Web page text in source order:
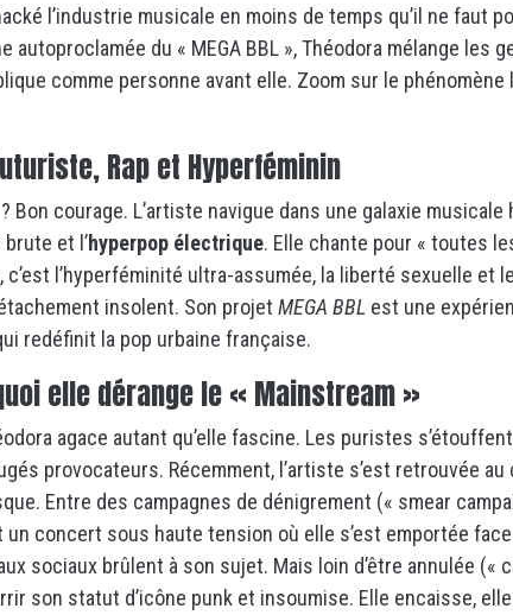
l’industrie musicale en moins de temps qu’il ne faut
autoproclamée du « MEGA BBL », Théodora mélange les
comme personne avant elle. Zoom sur le
Rap et Hyperféminin
Bon courage. L’artiste navigue dans une galaxie musicale
et l’hyperpop électrique. Elle chante pour « toutes
c’est l’hyperféminité ultra-assumée, la liberté sexuelle et
insolent. Son projet MEGA BBL est une
redéfinit la pop urbaine française.
elle dérange le « Mainstream »
agace autant qu’elle fascine. Les puristes
provocateurs. Récemment, l’artiste s’est retrouvée au
Entre des campagnes de dénigrement (« smear
un concert sous haute tension où elle s’est emportée
sociaux brûlent à son sujet. Mais loin d’être annulée («
son statut d’icône punk et insoumise. Elle encaisse,